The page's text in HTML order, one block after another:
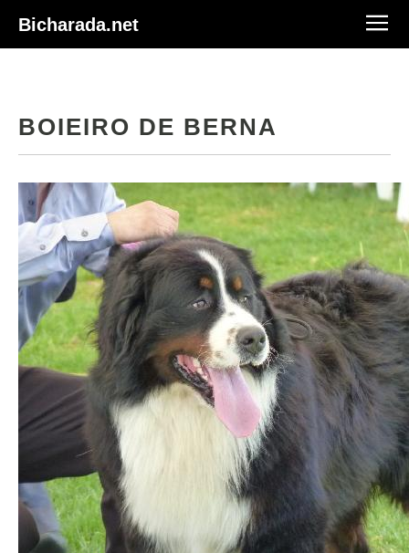
Bicharada.net
BOIEIRO DE BERNA